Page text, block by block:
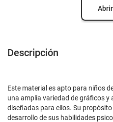
Descripción
Este material es apto para niños
una amplia variedad de gráficos y
diseñadas para ellos. Su
desarrollo de sus habilidades